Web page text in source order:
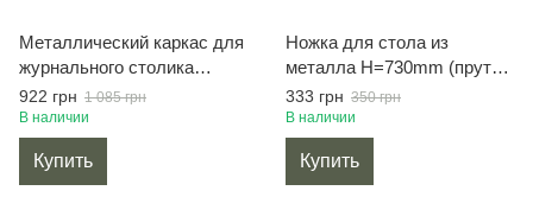
Металлический каркас для
журнального столика
Ø30×45 см черный
922 грн 1 085 грн
В наличии
Купить
Ножка для стола из
металла H=730mm (пруток:
10mm)
333 грн 350 грн
В наличии
Купить